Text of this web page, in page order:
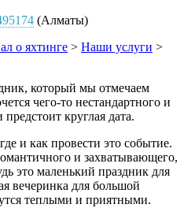
(Алматы)
о яхтинге > Наши услуги >
который мы отмечаем
чего-то нестандартного и
круглая дата.
и как провести это событие.
и захватывающего,
это маленький праздник для
вечеринка для большой
теплыми и приятными.